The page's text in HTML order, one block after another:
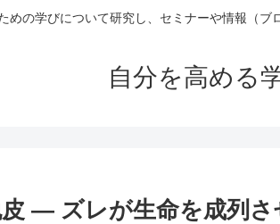
めの学びについて研究し、セミナーや情報（ブ
自分を高める
皮 ― ズレが生命を成列